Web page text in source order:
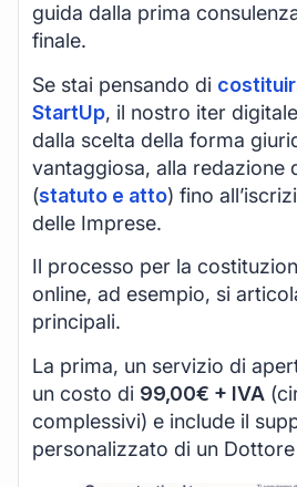
guida dalla prima
finale.
Se stai pensando di
StartUp, il nostro iter
dalla scelta della forma
vantaggiosa, alla redazione
(statuto e atto) fino
delle Imprese.
Il processo per la
online, ad esempio, si
principali.
La prima, un servizio di
un costo di 99,00€ + IVA
complessivi) e include il
personalizzato di un